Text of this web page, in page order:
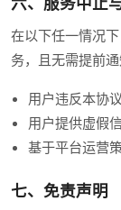
在以下任一情况
务，且无需提前通
用户违反本协
用户提供虚假
基于平台运营
七、免责声明